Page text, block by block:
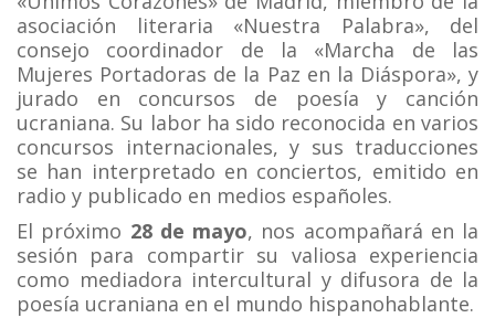
asociación literaria «Nuestra Palabra», del
consejo coordinador de la «Marcha de las
Mujeres Portadoras de la Paz en la Diáspora», y
jurado en concursos de poesía y canción
ucraniana. Su labor ha sido reconocida en varios
concursos internacionales, y sus traducciones
se han interpretado en conciertos, emitido en
radio y publicado en medios españoles.
El próximo 28 de mayo, nos acompañará en la
sesión para compartir su valiosa experiencia
como mediadora intercultural y difusora de la
poesía ucraniana en el mundo hispanohablante.